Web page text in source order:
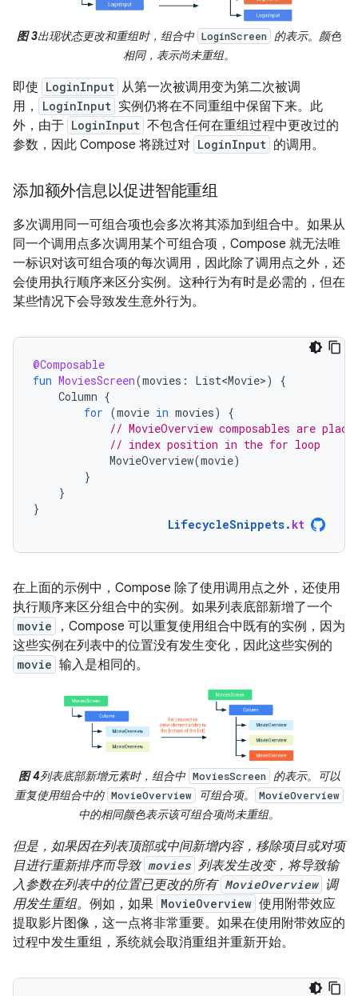
图 3出现状态更改和重组时，组合中 LoginScreen
的表示。颜色
相同，表示尚未重组。
即使 LoginInput 从第一次被调用变为第二次被调
用，
LoginInput 实例仍将在不同重组中保留下来。此
外，由于 LoginInput 不包含任何在重组过程中更改过的
参数，因此 Compose 将跳过对 LoginInput 的调用。
添加额外信息以促进智能重组
多次调用同一可组合项也会多次将其添加到组合中。如果从
同一个调用点多次调用某个可组合项，Compose 就无法唯
一标识对该可组合项的每次调用，因此除了调用点之外，还
会使用执行顺序来区分实例。这种行为有时是必需的，但在
某些情况下会导致发生意外行为。
@Composable
fun MoviesScreen(movies : List<Movie>)
{
Column {
for (movie in movies)
{
// MovieOverview composables are
// index position in the for loop
MovieOverview(movie)
}
}
}
LifecycleSnippets. kt
在上面的示例中，Compose 除了使用调用点之外，还使用
执行顺序来区分组合中的实例。如果列表底部新增了一个
movie
，Compose 可以重复使用组合中既有的实例，因为
这些实例在列表中的位置没有发生变化，因此这些实例的
movie 输入是相同的。
图 4列表底部新增元素时，组合中 MoviesScreen
的表示。可以
重复使用组合中的 MovieOverview 可组合项。 MovieOverview
中的相同颜色表示该可组合项尚未重组。
但是，如果因在列表顶部或中间新增内容，移除项目或对项
目进行重新排序而导致 movies 列表发生改变，将导致输
入参数在列表中的位置已更改的所有 MovieOverview 调
用发生重组。 例如，如果 MovieOverview 使用附带效应
提取影片图像，这一点将非常重要。如果在使用附带效应的
过程中发生重组，系统就会取消重组并重新开始。